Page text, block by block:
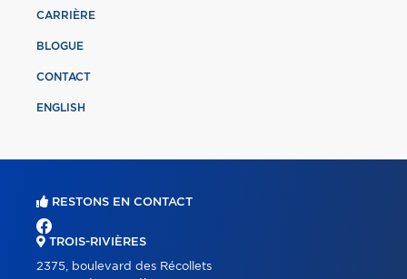
CARRIÈRE
BLOGUE
CONTACT
ENGLISH
RESTONS EN CONTACT
TROIS-RIVIÈRES
2375, boulevard des Récollets